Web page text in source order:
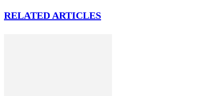
RELATED ARTICLES